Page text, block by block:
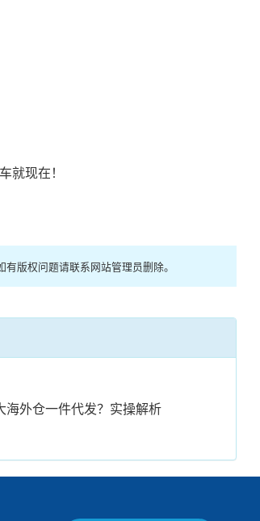
就现在！
版权问题请联系网站管理员删除。
海外仓一件代发？实操解析